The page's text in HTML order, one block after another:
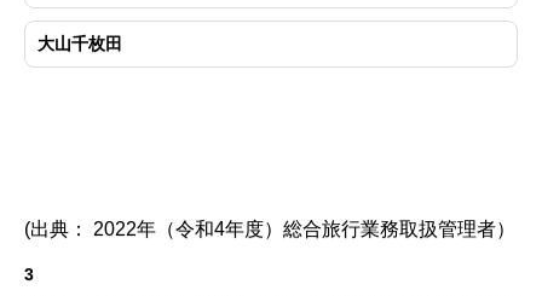
大山千枚田
(出典： 2022年（令和4年度）総合旅行業務取扱管理者）
3